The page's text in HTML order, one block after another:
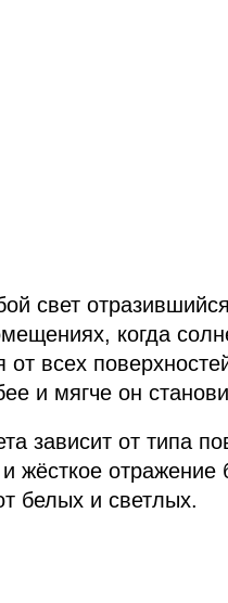
свет
когда
от всех
и мягче он
зависит от типа
жёсткое отражение
белых и светлых.